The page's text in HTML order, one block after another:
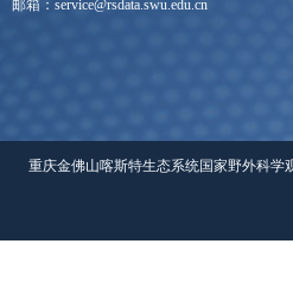
邮箱：service@rsdata.swu.edu.cn
重庆金佛山喀斯特生态系统国家野外科学